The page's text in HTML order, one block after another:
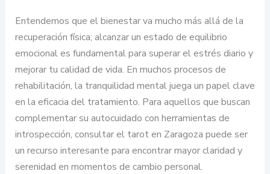
Entendemos que el bienestar va mucho más allá de la
recuperación física; alcanzar un estado de equilibrio
emocional es fundamental para superar el estrés diario y
mejorar tu calidad de vida. En muchos procesos de
rehabilitación, la tranquilidad mental juega un papel clave
en la eficacia del tratamiento. Para aquellos que buscan
complementar su autocuidado con herramientas de
introspección, consultar el tarot en Zaragoza puede ser
un recurso interesante para encontrar mayor claridad y
serenidad en momentos de cambio personal.